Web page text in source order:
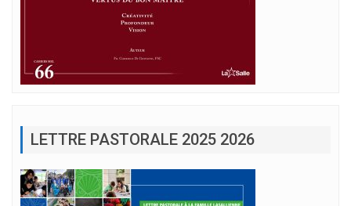
LETTRE PASTORALE 2025 2026